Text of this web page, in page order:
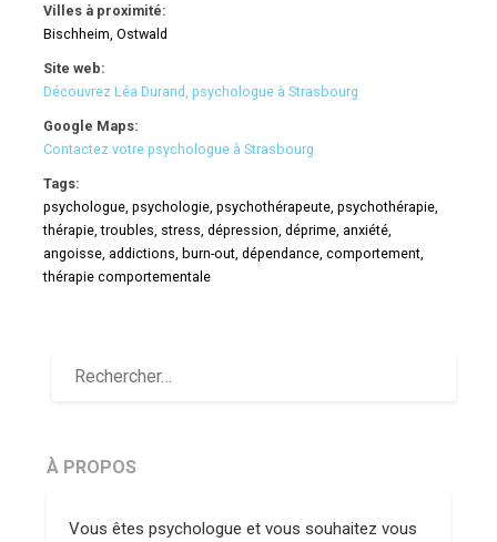
Villes à proximité:
Bischheim, Ostwald
Site web:
Découvrez Léa Durand, psychologue à Strasbourg
Google Maps:
Contactez votre psychologue à Strasbourg
Tags:
psychologue, psychologie, psychothérapeute, psychothérapie,
thérapie, troubles, stress, dépression, déprime, anxiété,
angoisse, addictions, burn-out, dépendance, comportement,
thérapie comportementale
À PROPOS
Vous êtes psychologue et vous souhaitez vous